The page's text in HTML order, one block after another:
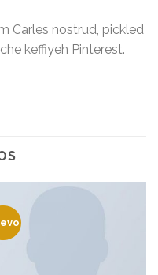
Carles nostrud, pickled
keffiyeh Pinterest.